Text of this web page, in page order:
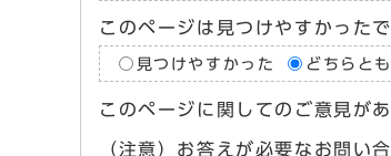
このページは見つけやすかったで
見つけやすかった どちらと
このページに関してのご意見が
（注意）お答えが必要なお問い